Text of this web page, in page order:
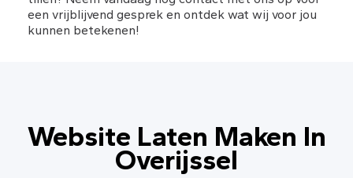
een vrijblijvend gesprek en ontdek wat wij voor jou
kunnen betekenen!
Website Laten Maken In
Overijssel